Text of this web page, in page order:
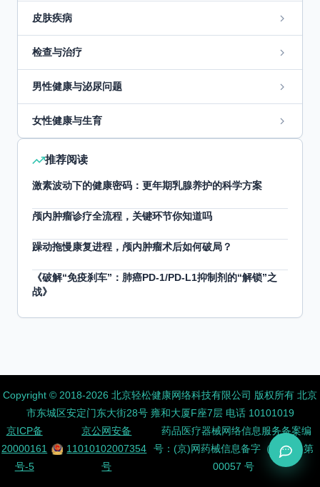
皮肤疾病
检查与治疗
男性健康与泌尿问题
女性健康与生育
推荐阅读
激素波动下的健康密码：更年期乳腺养护的科学方案
颅内肿瘤诊疗全流程，关键环节你知道吗
躁动拖慢康复进程，颅内肿瘤术后如何破局？
《破解“免疫刹车”：肺癌PD-1/PD-L1抑制剂的“解锁”之
战》
Copyright ©️ 2018-2026 北京轻松健康网络科技有限公司 版权所有 北京
市东城区安定门东大街28号 雍和大厦F座7层 电话 10101019
京ICP备
20000161
号-5
京公网安备
11010102007354
号
药品医疗器械网络信息服务备案编
号：(京)网药械信息备字（2026）第
00057 号